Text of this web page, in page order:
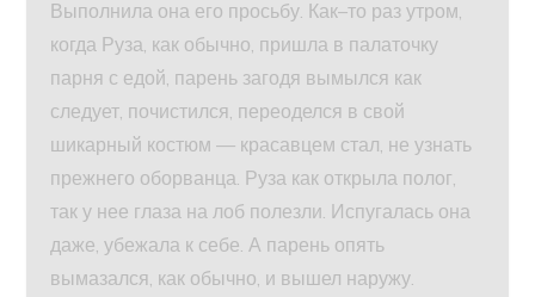
Выполнила она его просьбу. Как–то раз утром,
когда Руза, как обычно, пришла в палаточку
парня с едой, парень загодя вымылся как
следует, почистился, переоделся в свой
шикарный костюм — красавцем стал, не узнать
прежнего оборванца. Руза как открыла полог,
так у нее глаза на лоб полезли. Испугалась она
даже, убежала к себе. А парень опять
вымазался, как обычно, и вышел наружу.